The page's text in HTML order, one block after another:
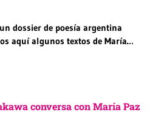
dossier de poesía argentina
aquí algunos textos de María…
conversa con María Paz